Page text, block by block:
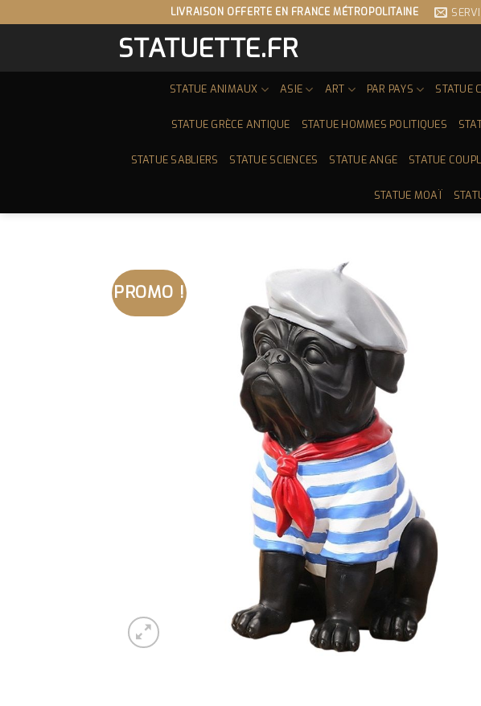
to
LIVRAISON OFFERTE EN FRANCE MÉTROPOLITAINE
STATUETTE.FR
STATUE ANIMAUX ASIE ART PAR PAYS STATUE
STATUE GRÈCE ANTIQUE STATUE HOMMES POLITIQUES
STATUE SABLIERS STATUE SCIENCES STATUE ANGE STATUE
STATUE MOAÏ
PROMO !